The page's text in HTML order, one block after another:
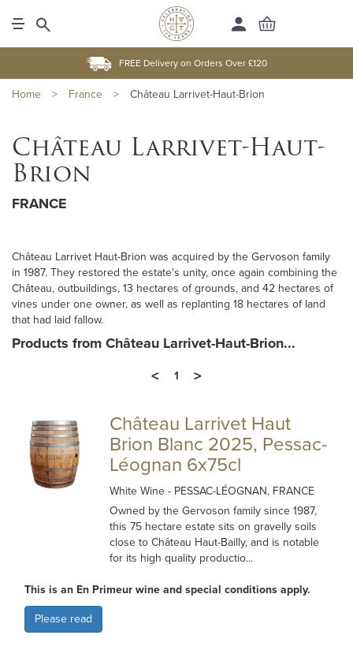
FREE Delivery on Orders Over £120
Home > France > Château Larrivet-Haut-Brion
Château Larrivet-Haut-
Brion
FRANCE
Château Larrivet Haut-Brion was acquired by the Gervoson family
in 1987. They restored the estate's unity, once again combining the
Château, outbuildings, 13 hectares of grounds, and 42 hectares of
vines under one owner, as well as replanting 18 hectares of land
that had laid fallow.
Products from Château Larrivet-Haut-Brion...
<
1 >
Château Larrivet Haut
Brion Blanc 2025, Pessac-
Léognan 6x75cl
White Wine- PESSAC-LÉOGNAN, FRANCE
Owned by the Gervoson family since 1987,
this 75 hectare estate sits on gravelly soils
close to Château Haut-Bailly, and is notable
for its high quality productio...
This is an En Primeur wine and special conditions apply.
Please read